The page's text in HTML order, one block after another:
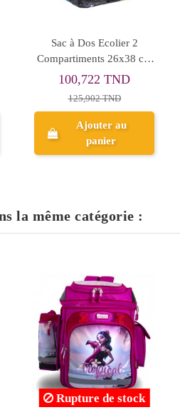
Sac à Dos Ecolier 2
Compartiments 26x38 cm
Naruto, Happy - Réf.1428
100,722 TND
125,902 TND
Ajouter au
panier
la même catégorie :